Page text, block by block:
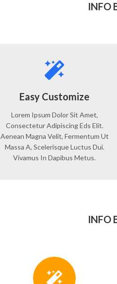
INFO
Easy Customize
Lorem Ipsum Dolor Sit Amet,
Consectetur Adipiscing Eds Elit.
Aenean Magna Velit, Fermentum Ut
Massa A, Scelerisque Luctus Dui.
Vivamus In Dapibus Metus.
INFO